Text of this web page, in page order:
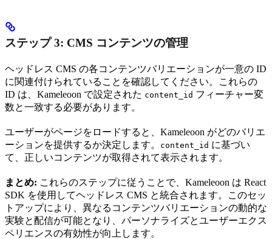
ステップ 3: CMS コンテンツの管理
ヘッドレス CMS の各コンテンツバリエーションが一意の ID
に関連付けられていることを確認してください。これらの
ID は、Kameleoon で設定された content_id フィーチャー変
数と一致する必要があります。
ユーザーがページをロードすると、Kameleoon がどのバリエ
ーションを提供するか決定します。
content_id に基づい
て、正しいコンテンツが取得されて表示されます。
まとめ: これらのステップに従うことで、Kameleoon は React
SDK を使用してヘッドレス CMS と統合されます。このセッ
トアップにより、異なるコンテンツバリエーションの動的な
実験と配信が可能となり、パーソナライズとユーザーエクス
ペリエンスの有効性が向上します。